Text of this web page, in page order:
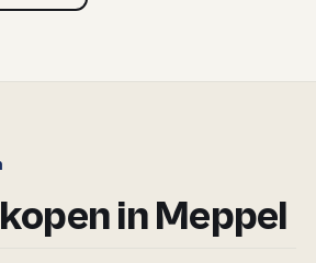
in Meppel